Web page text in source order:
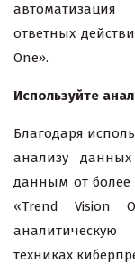
ответных
One».
Используйте
Благодаря
анализу
данным от более
«Trend Vision
техниках